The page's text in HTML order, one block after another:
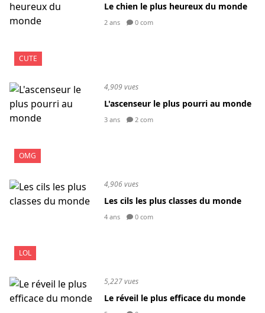
CUTE
Le chien le plus heureux du monde
2 ans 0 com
OMG
4,909 vues
L'ascenseur le plus pourri au monde
3 ans 2 com
LOL
4,906 vues
Les cils les plus classes du monde
4 ans 0 com
5,227 vues
Le réveil le plus efficace du monde